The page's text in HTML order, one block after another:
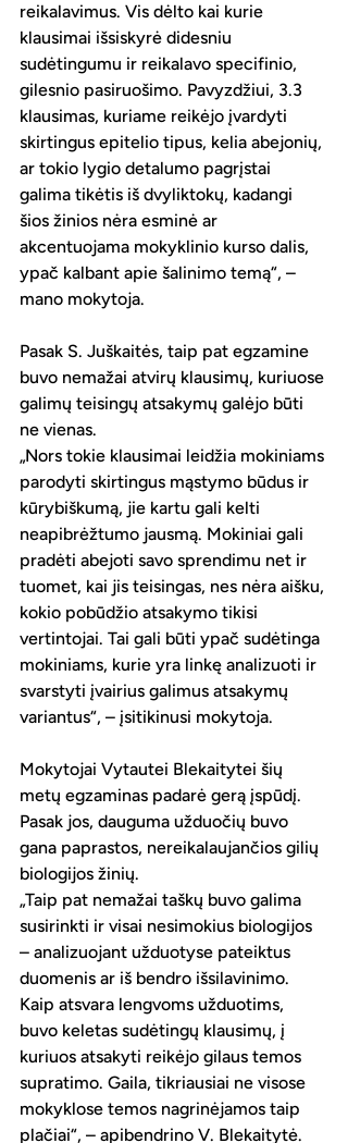
reikalavimus. Vis dėlto kai kurie
klausimai išsiskyrė didesniu
sudėtingumu ir reikalavo specifinio,
gilesnio pasiruošimo. Pavyzdžiui, 3.3
klausimas, kuriame reikėjo įvardyti
skirtingus epitelio tipus, kelia abejonių,
ar tokio lygio detalumo pagrįstai
galima tikėtis iš dvyliktokų, kadangi
šios žinios nėra esminė ar
akcentuojama mokyklinio kurso dalis,
ypač kalbant apie šalinimo temą“, –
mano mokytoja.
Pasak S. Juškaitės, taip pat egzamine
buvo nemažai atvirų klausimų, kuriuose
galimų teisingų atsakymų galėjo būti
ne vienas.
„Nors tokie klausimai leidžia mokiniams
parodyti skirtingus mąstymo būdus ir
kūrybiškumą, jie kartu gali kelti
neapibrėžtumo jausmą. Mokiniai gali
pradėti abejoti savo sprendimu net ir
tuomet, kai jis teisingas, nes nėra aišku,
kokio pobūdžio atsakymo tikisi
vertintojai. Tai gali būti ypač sudėtinga
mokiniams, kurie yra linkę analizuoti ir
svarstyti įvairius galimus atsakymų
variantus“, – įsitikinusi mokytoja.
Mokytojai Vytautei Blekaitytei šių
metų egzaminas padarė gerą įspūdį.
Pasak jos, dauguma užduočių buvo
gana paprastos, nereikalaujančios gilių
biologijos žinių.
„Taip pat nemažai taškų buvo galima
susirinkti ir visai nesimokius biologijos
– analizuojant užduotyse pateiktus
duomenis ar iš bendro išsilavinimo.
Kaip atsvara lengvoms užduotims,
buvo keletas sudėtingų klausimų, į
kuriuos atsakyti reikėjo gilaus temos
supratimo. Gaila, tikriausiai ne visose
mokyklose temos nagrinėjamos taip
plačiai“, – apibendrino V. Blekaitytė.